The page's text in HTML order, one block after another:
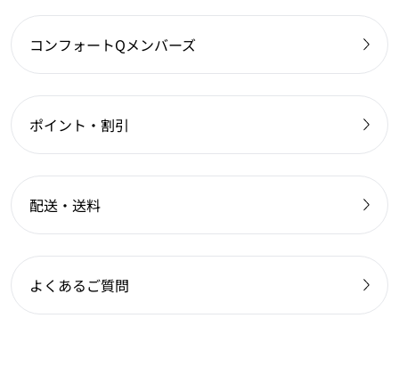
コンフォートQメンバーズ
ポイント・割引
配送・送料
よくあるご質問